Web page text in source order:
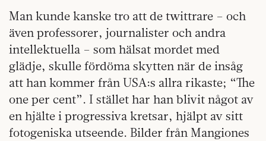
Man kunde kanske tro att de twittrare – och
även professorer, journalister och andra
intellektuella – som hälsat mordet med
glädje, skulle fördöma skytten när de insåg
att han kommer från USA:s allra rikaste; “The
one per cent”. I stället har han blivit något av
en hjälte i progressiva kretsar, hjälpt av sitt
fotogeniska utseende. Bilder från Mangiones